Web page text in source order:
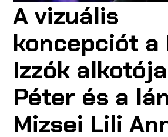
A vizuális
koncepciót a
Izzók
Péter és a
Mizsei Lili